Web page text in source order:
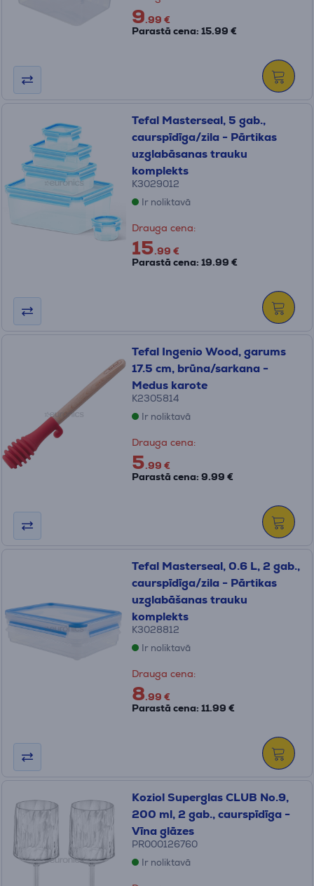
9.99 €
Parastā cena: 15.99 €
Tefal Masterseal, 5 gab.,
caurspīdīga/zila - Pārtikas
uzglabāsanas trauku
komplekts
K3029012
Ir noliktavā
Drauga cena:
15.99 €
Parastā cena: 19.99 €
Tefal Ingenio Wood, garums
17.5 cm, brūna/sarkana -
Medus karote
K2305814
Ir noliktavā
Drauga cena:
5.99 €
Parastā cena: 9.99 €
Tefal Masterseal, 0.6 L, 2 gab.,
caurspīdīga/zila - Pārtikas
uzglabāšanas trauku
komplekts
K3028812
Ir noliktavā
Drauga cena:
8.99 €
Parastā cena: 11.99 €
Koziol Superglas CLUB No.9,
200 ml, 2 gab., caurspīdīga -
Vīna glāzes
PR000126760
Ir noliktavā